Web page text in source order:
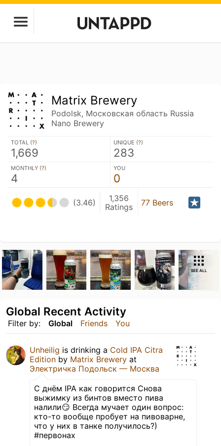
Matrix Brewery
Podolsk, Московская область Russia
Nano Brewery
TOTAL (?)
1,669
UNIQUE (?)
283
MONTHLY (?)
4
YOU
0
(3.46)
1,356
Ratings
77 Beers
SEE ALL
Filter by: Global Friends You
Global Recent Activity
Unheilig is drinking a Cold IPA Citra
Edition by Matrix Brewery at
Электричка Подольск — Москва
С днём IPA как говорится Снова
выжимку из бинтов вместо пива
налили😏 Всегда мучает один вопрос:
кто-то вообще пробует на пивоварне,
что у них в танке получилось?)
#первонах